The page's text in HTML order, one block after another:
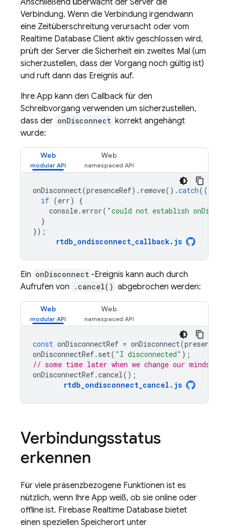
Anschließend überwacht der Server die
Verbindung. Wenn die Verbindung irgendwann
eine Zeitüberschreitung verursacht oder vom
Realtime Database Client aktiv geschlossen wird,
prüft der Server die Sicherheit ein zweites Mal (um
sicherzustellen, dass der Vorgang noch gültig ist)
und ruft dann das Ereignis auf.
Ihre App kann den Callback für den
Schreibvorgang verwenden um sicherzustellen,
dass der onDisconnect korrekt angehängt
wurde:
Web Web
onDisconnect(presenceRef). remove().catch((
if (err)
{
console. error( "could not establish
}
});
rtdb_ondisconnect_callback. js
Ein onDisconnect -Ereignis kann auch durch
Aufrufen von
.cancel() abgebrochen werden:
Web Web
const onDisconnectRef = onDisconnect(presenceRef
onDisconnectRef. set( "I disconnected" );
// some time later when we change our minds
onDisconnectRef.cancel();
rtdb_ondisconnect_cancel . js
Verbindungsstatus
erkennen
Für viele präsenzbezogene Funktionen ist es
nützlich, wenn Ihre App weiß, ob sie online oder
offline ist. Firebase Realtime Database bietet
einen speziellen Speicherort unter